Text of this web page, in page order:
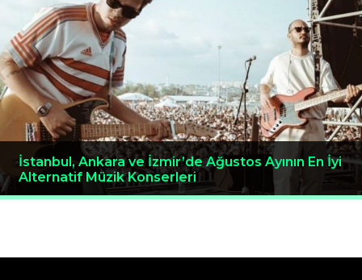
İstanbul, Ankara ve İzmir’de Ağustos Ayının En İyi
Alternatif Müzik Konserleri